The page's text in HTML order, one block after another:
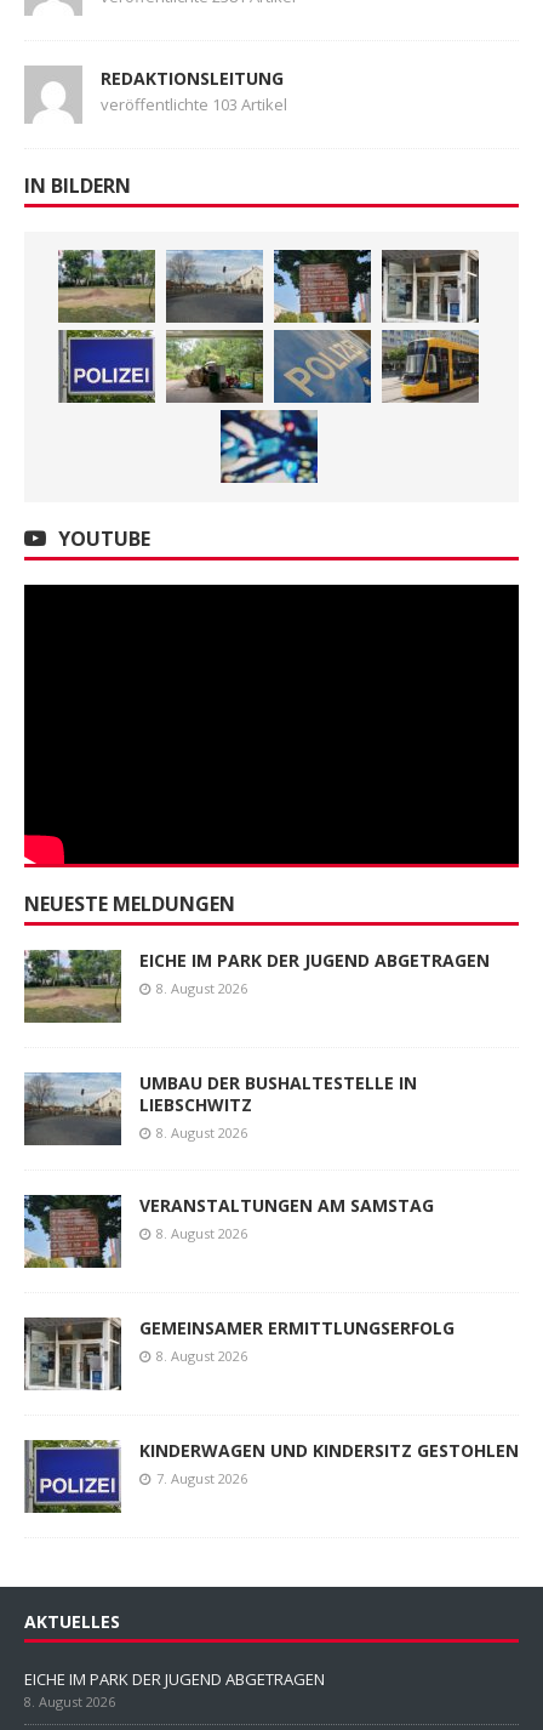
REDAKTIONSLEITUNG
veröffentlichte 103 Artikel
IN BILDERN
YOUTUBE
NEUESTE MELDUNGEN
EICHE IM PARK DER JUGEND ABGETRAGEN
8. August 2026
UMBAU DER BUSHALTESTELLE IN
LIEBSCHWITZ
8. August 2026
VERANSTALTUNGEN AM SAMSTAG
8. August 2026
GEMEINSAMER ERMITTLUNGSERFOLG
8. August 2026
KINDERWAGEN UND KINDERSITZ GESTOHLEN
7. August 2026
AKTUELLES
EICHE IM PARK DER JUGEND ABGETRAGEN
8. August 2026